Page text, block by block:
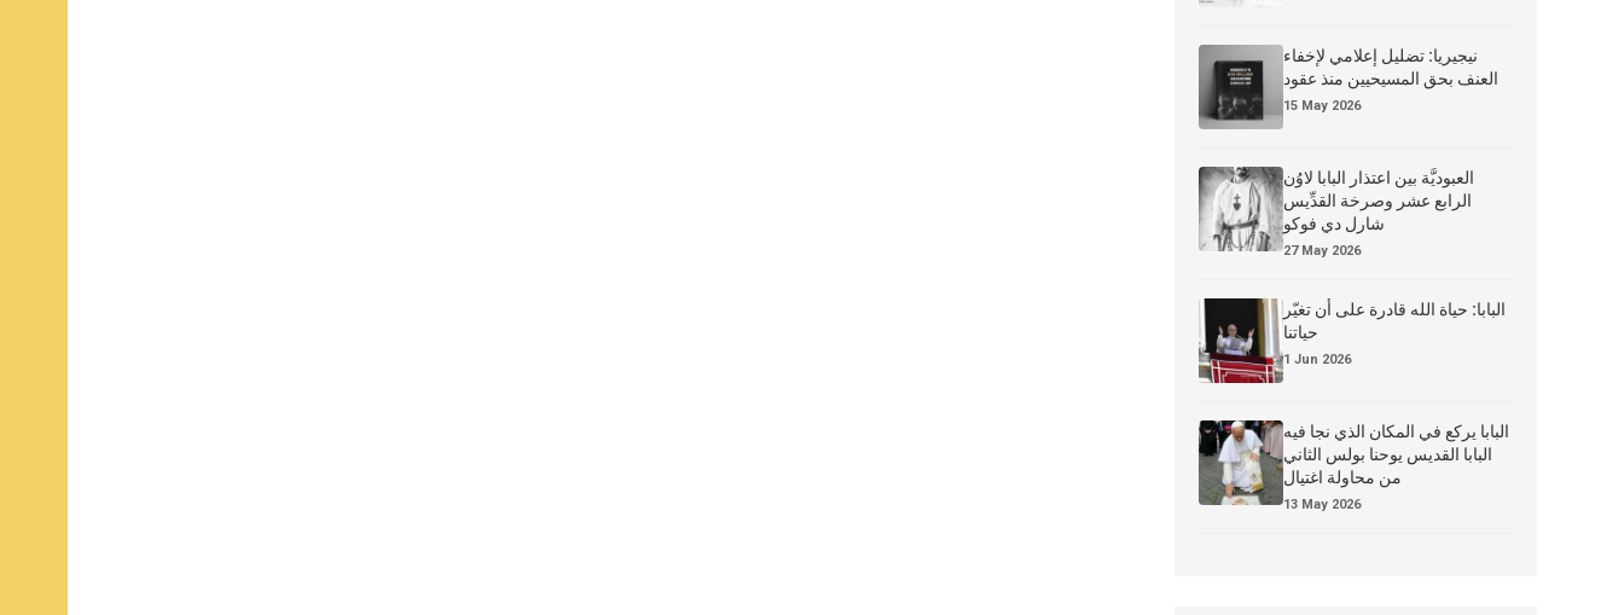
نيجيريا: تضليل إعلامي لإخفاء
العنف بحق المسيحيين منذ عقود
15 May 2026
العبوديَّة بين اعتذار البابا لاوُن
الرابع عشر وصرخة القدِّيس
شارل دي فوكو
27 May 2026
البابا: حياة الله قادرة على أن تغيّر
حياتنا
1 Jun 2026
البابا يركع في المكان الذي نجا فيه
البابا القديس يوحنا بولس الثاني
من محاولة اغتيال
13 May 2026